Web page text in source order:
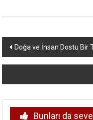
Yazı
dolaşımı
Doğa ve İnsan Dostu Bir
Bunları da